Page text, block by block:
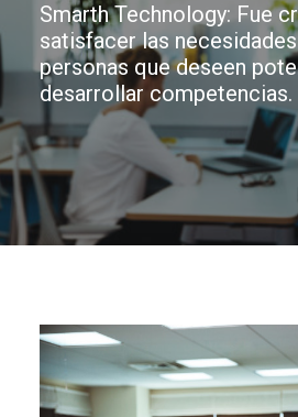
Smarth Technology: Fue
satisfacer las
personas que deseen
desarrollar competencias.